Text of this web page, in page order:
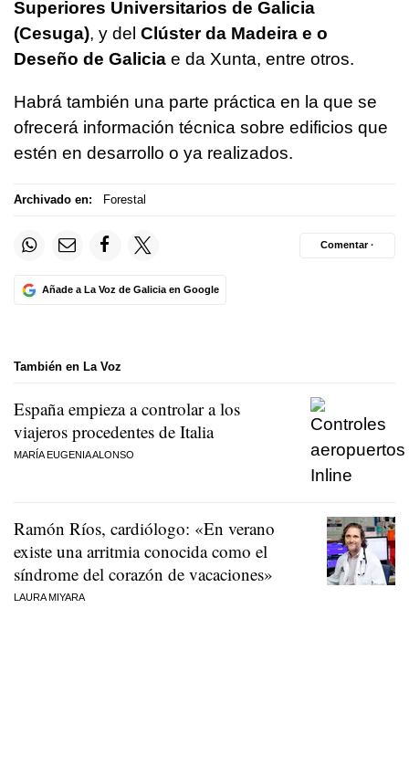
Superiores Universitarios de Galicia
(Cesuga), y del Clúster da Madeira e o
Deseño de Galicia e da Xunta, entre otros.
Habrá también una parte práctica en la que se
ofrecerá información técnica sobre edificios que
estén en desarrollo o ya realizados.
Archivado en: Forestal
Añade a La Voz de Galicia en Google
Comentar ·
También en La Voz
España empieza a controlar a los
viajeros procedentes de Italia
MARÍA EUGENIA ALONSO
Ramón Ríos, cardiólogo: «En verano
existe una arritmia conocida como el
síndrome del corazón de vacaciones»
LAURA MIYARA